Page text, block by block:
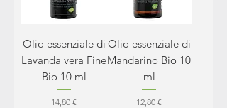
Olio essenziale di
Lavanda vera Fine
Bio 10 ml
Prezzo
14,80 €
Olio essenziale di
Mandarino Bio 10
ml
Prezzo
12,80 €